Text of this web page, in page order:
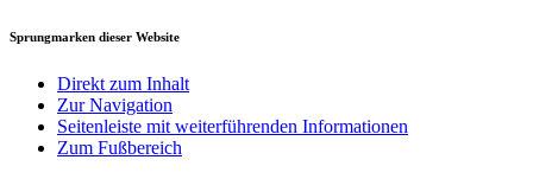
Sprungmarken dieser Website
Direkt zum Inhalt
Zur Navigation
Seitenleiste mit weiterführenden Informationen
Zum Fußbereich